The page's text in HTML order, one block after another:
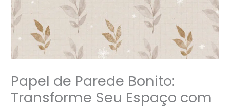
Papel de Parede Bonito:
Transforme Seu Espaço com